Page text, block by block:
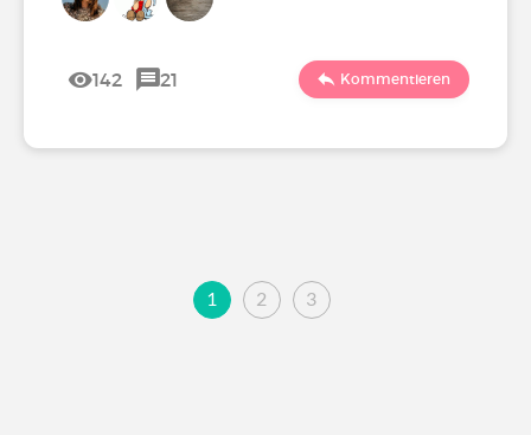
142 21 Kommentieren
1 2 3